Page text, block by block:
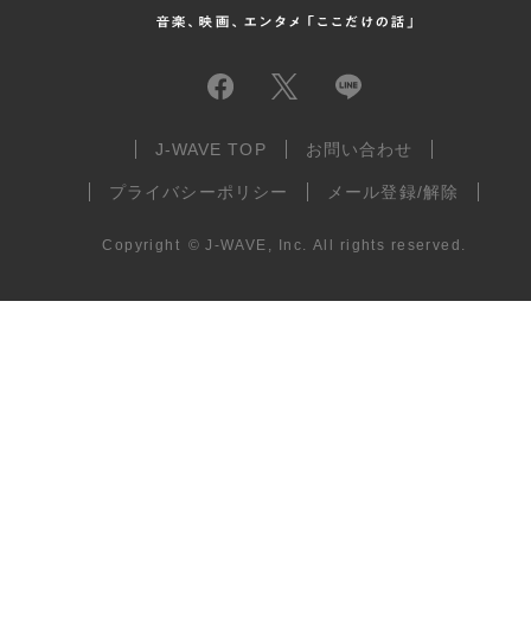
J-WAVE TOP お問い合わせ
プライバシーポリシー メール登録/解除
Copyright © J-WAVE, Inc. All rights reserved.